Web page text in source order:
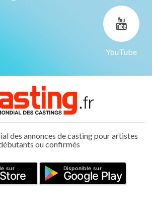
YouTube
des annonces de casting pour artistes
ou confirmés
sur Disponible sur
Google Play